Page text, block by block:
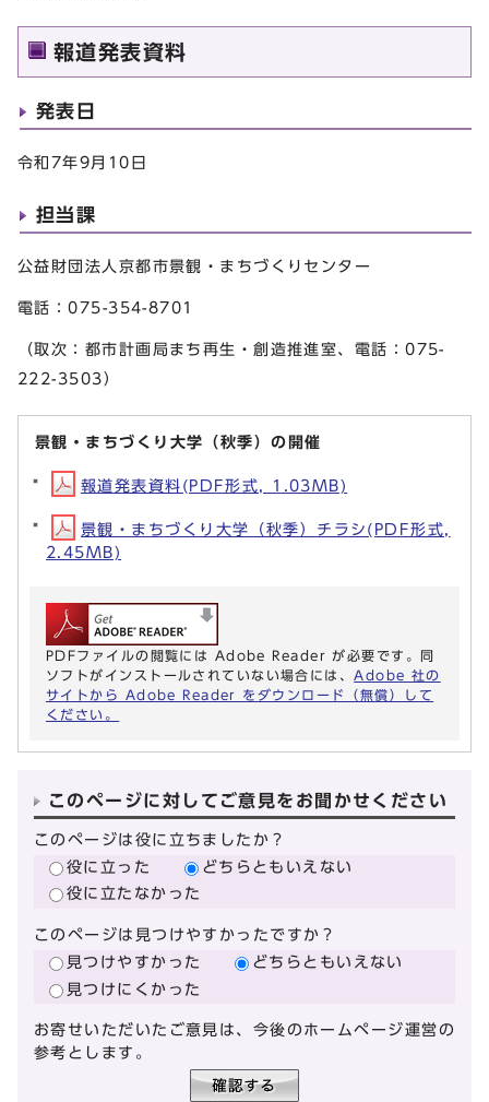
報道発表資料
発表日
令和7年9月10日
担当課
公益財団法人京都市景観・まちづくりセンター
電話：075-354-8701
（取次：都市計画局まち再生・創造推進室、電話：075-
222-3503）
景観・まちづくり大学（秋季）の開催
報道発表資料(PDF形式, 1.03MB)
景観・まちづくり大学（秋季）チラシ(PDF形式,
2.45MB)
PDFファイルの閲覧には Adobe Reader が必要です。同
ソフトがインストールされていない場合には、 Adobe 社の
サイトから Adobe Reader をダウンロード（無償）して
ください。
このページに対してご意見をお聞かせください
このページは役に立ちましたか？
役に立った
どちらともいえない
役に立たなかった
このページは見つけやすかったですか？
見つけやすかった
どちらともいえない
見つけにくかった
お寄せいただいたご意見は、今後のホームページ運営の
参考とします。